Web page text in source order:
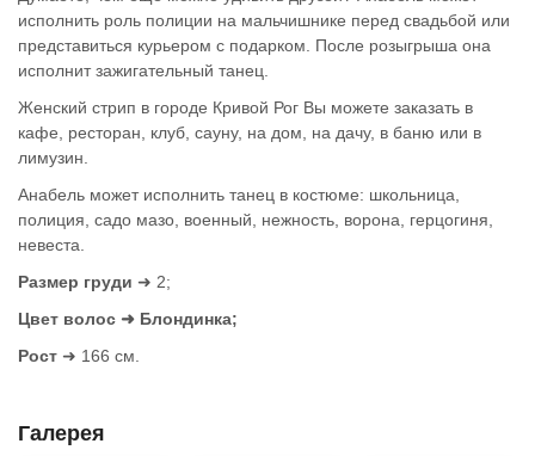
исполнить роль полиции на мальчишнике перед свадьбой или
представиться курьером с подарком. После розыгрыша она
исполнит зажигательный танец.
Женский стрип в городе Кривой Рог Вы можете заказать в
кафе, ресторан, клуб, сауну, на дом, на дачу, в баню или в
лимузин.
Анабель может исполнить танец в костюме: школьница,
полиция, садо мазо, военный, нежность, ворона, герцогиня,
невеста.
Размер груди ➜ 2;
Цвет волос ➜ Блондинка;
Рост ➜ 166 см.
Галерея